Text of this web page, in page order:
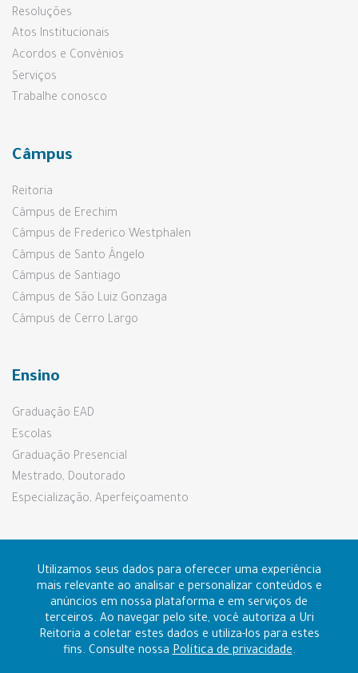
Utilizamos seus dados para oferecer uma experiência
mais relevante ao analisar e personalizar conteúdos e
anúncios em nossa plataforma e em serviços de
terceiros. Ao navegar pelo site, você autoriza a Uri
Reitoria a coletar estes dados e utiliza-los para estes
fins. Consulte nossaPolítica de privacidade.
Resoluções
Atos Institucionais
Acordos e Convênios
Serviços
Trabalhe conosco
Câmpus
Reitoria
Câmpus de Erechim
Câmpus de Frederico Westphalen
Câmpus de Santo Ângelo
Câmpus de Santiago
Câmpus de São Luiz Gonzaga
Câmpus de Cerro Largo
Ensino
Graduação EAD
Escolas
Graduação Presencial
Mestrado, Doutorado
Especialização, Aperfeiçoamento
Prouni e Fies
Contato